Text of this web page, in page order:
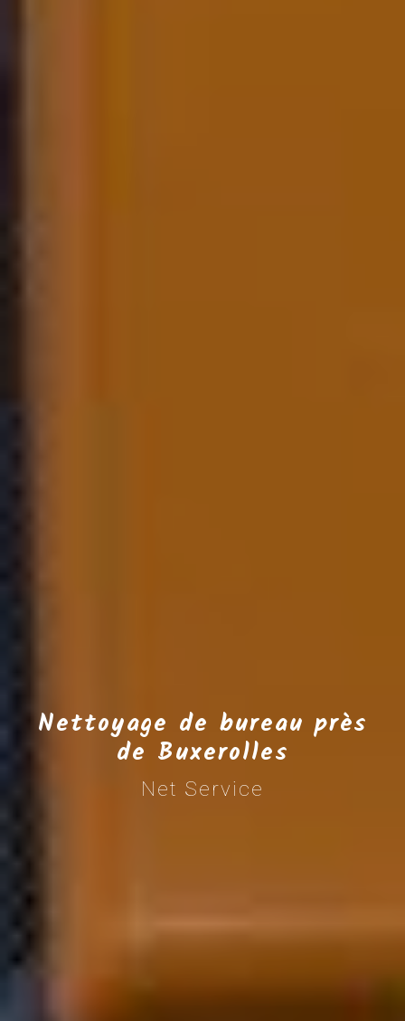
Nettoyage de bureau près
de Buxerolles
Net Service